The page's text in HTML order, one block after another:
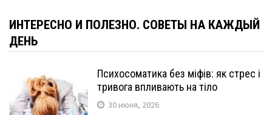
ИНТЕРЕСНО И ПОЛЕЗНО. СОВЕТЫ НА КАЖДЫЙ
ДЕНЬ
Психосоматика без міфів: як стрес і
тривога впливають на тіло
30 июня, 2026